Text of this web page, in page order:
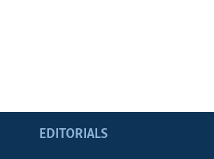
EDITORIALS